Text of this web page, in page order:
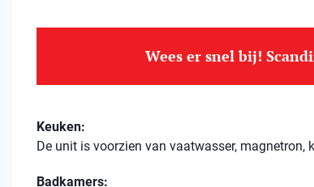
Wees er snel bij!
Keuken:
De unit is voorzien van vaatwasser, magnetron,
Badkamers: